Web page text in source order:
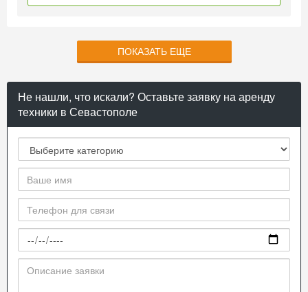
ПОКАЗАТЬ ЕЩЕ
Не нашли, что искали? Оставьте заявку на аренду
техники в Севастополе